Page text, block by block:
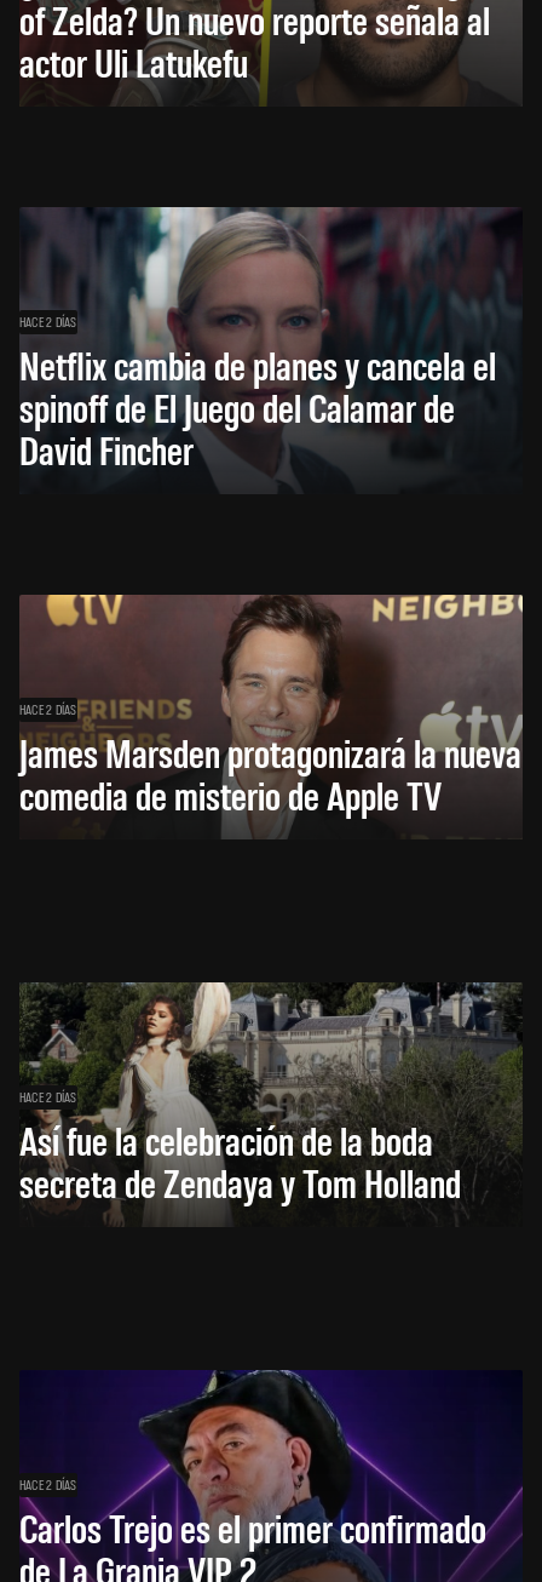
of Zelda? Un nuevo reporte señala al
actor Uli Latukefu
HACE 2 DÍAS
Netflix cambia de planes y cancela el
spinoff de El Juego del Calamar de
David Fincher
HACE 2 DÍAS
James Marsden protagonizará la nueva
comedia de misterio de Apple TV
HACE 2 DÍAS
Así fue la celebración de la boda
secreta de Zendaya y Tom Holland
HACE 2 DÍAS
Carlos Trejo es el primer confirmado
de La Granja VIP 2